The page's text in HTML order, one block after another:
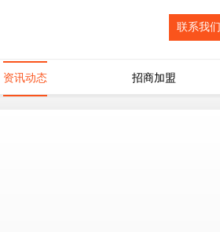
联系我们
资讯动态 招商加盟